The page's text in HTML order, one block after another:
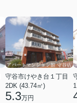
守谷市けやき台１丁目
2DK (43.74㎡)
5.3万円